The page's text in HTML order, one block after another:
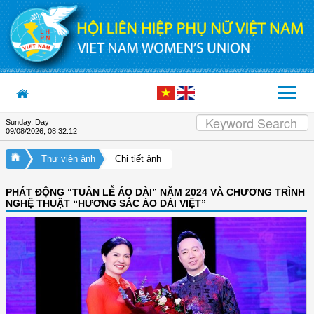
Skip to Content
Sunday, Day
09/08/2026, 08:32:13
Thư viện ảnh Chi tiết ảnh
PHÁT ĐỘNG “TUẦN LỄ ÁO DÀI” NĂM 2024 VÀ CHƯƠNG TRÌNH
NGHỆ THUẬT “HƯƠNG SẮC ÁO DÀI VIỆT”